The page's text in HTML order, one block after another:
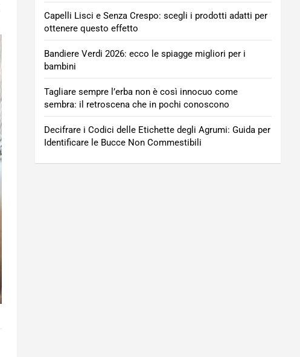
Capelli Lisci e Senza Crespo: scegli i prodotti adatti per
ottenere questo effetto
Bandiere Verdi 2026: ecco le spiagge migliori per i
bambini
Tagliare sempre l’erba non è così innocuo come
sembra: il retroscena che in pochi conoscono
Decifrare i Codici delle Etichette degli Agrumi: Guida per
Identificare le Bucce Non Commestibili